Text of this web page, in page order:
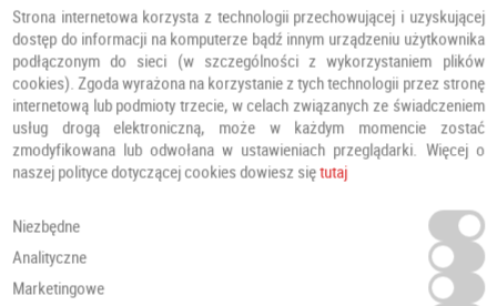
PERFECT DOOR
Strona internetowa korzysta z technologii przechowującej i uzyskującej
dostęp do informacji na komputerze bądź innym urządzeniu użytkownika
podłączonym do sieci (w szczególności z wykorzystaniem plików
cookies). Zgoda wyrażona na korzystanie z tych technologii przez stronę
internetową lub podmioty trzecie, w celach związanych ze świadczeniem
usług drogą elektroniczną, może w każdym momencie zostać
zmodyfikowana lub odwołana w ustawieniach przeglądarki. Więcej o
naszej polityce dotyczącej cookies dowiesz siętutaj
Niezbędne
Analityczne
Marketingowe